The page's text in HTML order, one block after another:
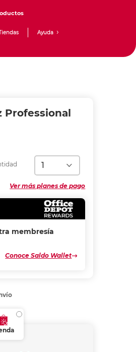
Ayuda
Professional
Ver más planes de pago
membresía
Conoce Saldo Wallet